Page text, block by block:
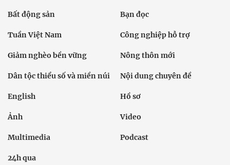
Bất động sản Bạn đọc
Tuần Việt Nam Công nghiệp hỗ trợ
Giảm nghèo bền vững Nông thôn mới
Dân tộc thiểu số và miền núi Nội dung chuyên đề
English Hồ sơ
Ảnh Video
Multimedia Podcast
24h qua